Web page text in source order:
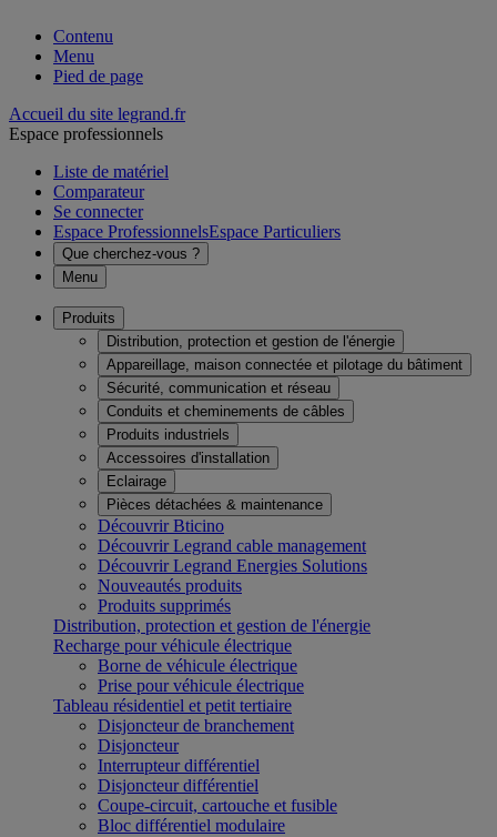
Contenu
Menu
Pied de page
Accueil du site legrand.fr
Espace professionnels
Liste de matériel
Comparateur
Se connecter
Espace ProfessionnelsEspace Particuliers
Que cherchez-vous ?
Menu
Produits
Distribution, protection et gestion de l'énergie
Appareillage, maison connectée et pilotage du bâtiment
Sécurité, communication et réseau
Conduits et cheminements de câbles
Produits industriels
Accessoires d'installation
Eclairage
Pièces détachées & maintenance
Découvrir Bticino
Découvrir Legrand cable management
Découvrir Legrand Energies Solutions
Nouveautés produits
Produits supprimés
Distribution, protection et gestion de l'énergie
Recharge pour véhicule électrique
Borne de véhicule électrique
Prise pour véhicule électrique
Tableau résidentiel et petit tertiaire
Disjoncteur de branchement
Disjoncteur
Interrupteur différentiel
Disjoncteur différentiel
Coupe-circuit, cartouche et fusible
Bloc différentiel modulaire